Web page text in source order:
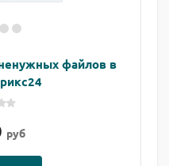
файлов в
руб